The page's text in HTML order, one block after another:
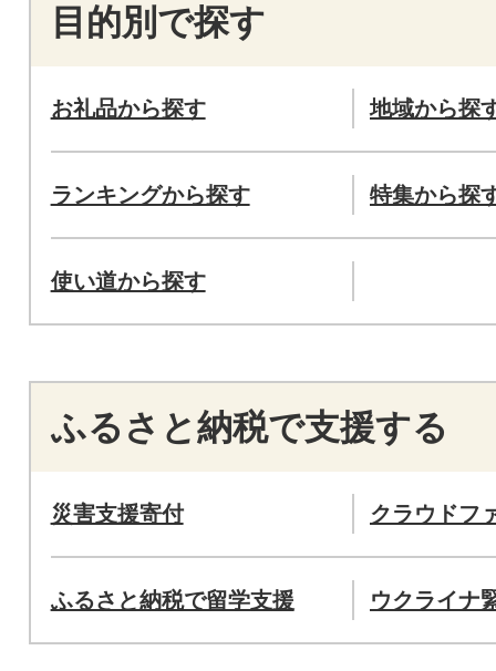
目的別で探す
お礼品から探す 地域から探
ランキングから探す 特集から探
使い道から探す
ふるさと納税で支援する
災害支援寄付 クラウドフ
ふるさと納税で留学支援 ウクライナ